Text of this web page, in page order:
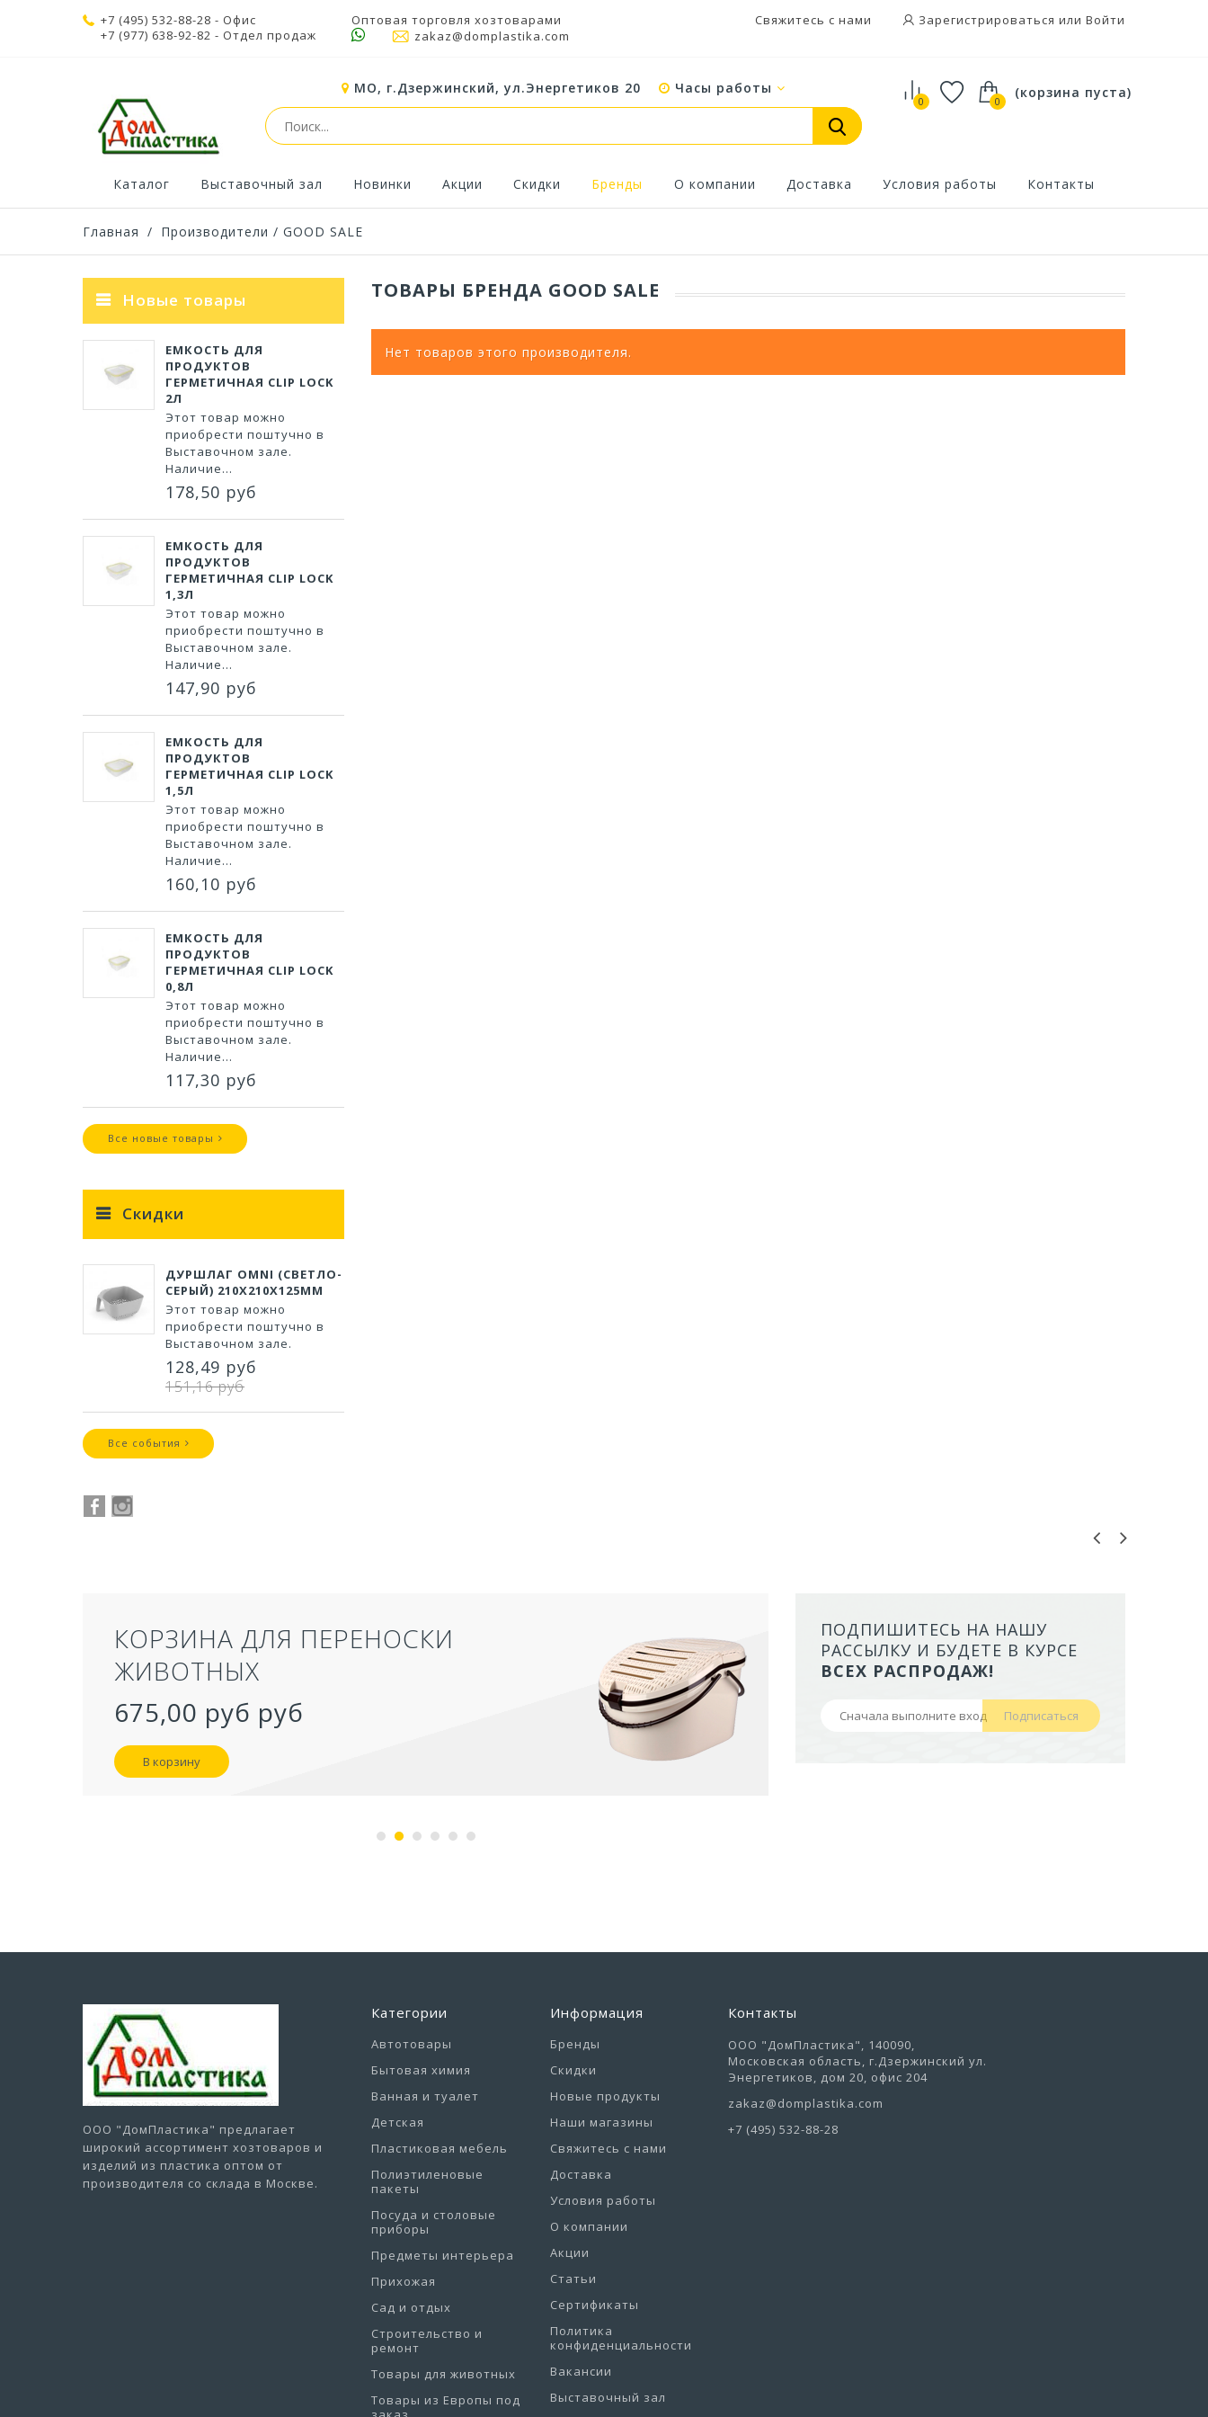
Свяжитесь с нами Зарегистрироваться или Войти
+7 (495) 532-88-28 - Офис
+7 (977) 638-92-82 - Отдел продаж
Оптовая торговля хозтоварами
zakaz@domplastika.com
0
(корзина пуста)
0
МО, г.Дзержинский, ул.Энергетиков 20 Часы работы
Каталог Выставочный зал Новинки Акции Скидки Бренды О компании Доставка Условия работы Контакты
Главная / Производители / GOOD SALE
Новые товары
ЕМКОСТЬ ДЛЯ
ПРОДУКТОВ
ГЕРМЕТИЧНАЯ CLIP LOCK
2Л
Этот товар можно
приобрести поштучно в
Выставочном зале.
Наличие...
178,50 руб
ЕМКОСТЬ ДЛЯ
ПРОДУКТОВ
ГЕРМЕТИЧНАЯ CLIP LOCK
1,3Л
Этот товар можно
приобрести поштучно в
Выставочном зале.
Наличие...
147,90 руб
ЕМКОСТЬ ДЛЯ
ПРОДУКТОВ
ГЕРМЕТИЧНАЯ CLIP LOCK
1,5Л
Этот товар можно
приобрести поштучно в
Выставочном зале.
Наличие...
160,10 руб
ЕМКОСТЬ ДЛЯ
ПРОДУКТОВ
ГЕРМЕТИЧНАЯ CLIP LOCK
0,8Л
Этот товар можно
приобрести поштучно в
Выставочном зале.
Наличие...
117,30 руб
Все новые товары
Скидки
ДУРШЛАГ OMNI (СВЕТЛО-
СЕРЫЙ) 210Х210Х125ММ
Этот товар можно
приобрести поштучно в
Выставочном зале.
128,49 руб
151,16 руб
Все события
ТОВАРЫ БРЕНДА GOOD SALE
Нет товаров этого производителя.
КОРЗИНА ДЛЯ ПЕРЕНОСКИ
ЖИВОТНЫХ
675,00 руб руб
В корзину
ТУАЛЕТ ДЛЯ КОШЕК
СЕРЫЙ 50,5Х39Х41 СМ
957,40 руб
ПОДПИШИТЕСЬ НА НАШУ
РАССЫЛКУ И БУДЕТЕ В КУРСЕ
ВСЕХ РАСПРОДАЖ!
Подписаться
ООО "ДомПластика" предлагает
широкий ассортимент хозтоваров и
изделий из пластика оптом от
производителя со склада в Москве.
Категории
Автотовары
Бытовая химия
Ванная и туалет
Детская
Пластиковая мебель
Полиэтиленовые
пакеты
Посуда и столовые
приборы
Предметы интерьера
Прихожая
Сад и отдых
Строительство и
ремонт
Товары для животных
Товары из Европы под
Информация
Бренды
Скидки
Новые продукты
Наши магазины
Свяжитесь с нами
Доставка
Условия работы
О компании
Акции
Статьи
Сертификаты
Политика
конфиденциальности
Вакансии
Выставочный зал
Контакты
ООО "ДомПластика", 140090,
Московская область, г.Дзержинский ул.
Энергетиков, дом 20, офис 204
zakaz@domplastika.com
+7 (495) 532-88-28